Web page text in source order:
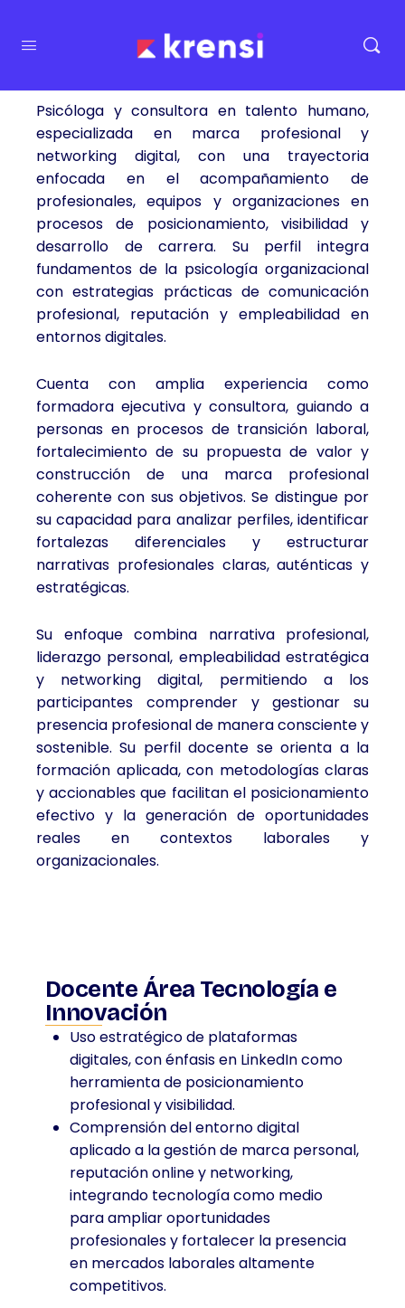
Psicóloga y consultora en talento humano,
especializada en marca profesional y
networking digital, con una trayectoria
enfocada en el acompañamiento de
profesionales, equipos y organizaciones en
procesos de posicionamiento, visibilidad y
desarrollo de carrera. Su perfil integra
fundamentos de la psicología organizacional
con estrategias prácticas de comunicación
profesional, reputación y empleabilidad en
entornos digitales.
Cuenta con amplia experiencia como
formadora ejecutiva y consultora, guiando a
personas en procesos de transición laboral,
fortalecimiento de su propuesta de valor y
construcción de una marca profesional
coherente con sus objetivos. Se distingue por
su capacidad para analizar perfiles, identificar
fortalezas diferenciales y estructurar
narrativas profesionales claras, auténticas y
estratégicas.
Su enfoque combina narrativa profesional,
liderazgo personal, empleabilidad estratégica
y networking digital, permitiendo a los
participantes comprender y gestionar su
presencia profesional de manera consciente y
sostenible. Su perfil docente se orienta a la
formación aplicada, con metodologías claras
y accionables que facilitan el posicionamiento
efectivo y la generación de oportunidades
reales en contextos laborales y
organizacionales.
Docente Área Tecnología e
Innovación
Uso estratégico de plataformas
digitales, con énfasis en LinkedIn como
herramienta de posicionamiento
profesional y visibilidad.
Comprensión del entorno digital
aplicado a la gestión de marca personal,
reputación online y networking,
integrando tecnología como medio
para ampliar oportunidades
profesionales y fortalecer la presencia
en mercados laborales altamente
competitivos.